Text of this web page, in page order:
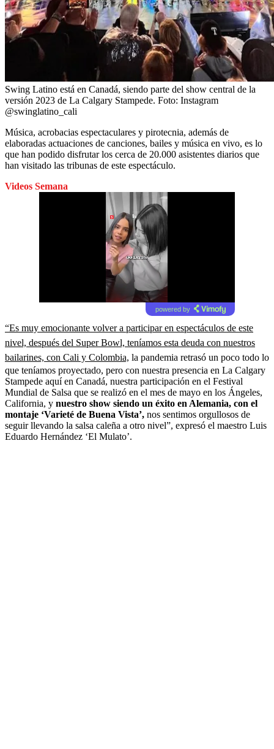
Swing Latino está en Canadá, siendo parte del show central de la
versión 2023 de La Calgary Stampede. Foto: Instagram
@swinglatino_cali
Música, acrobacias espectaculares y pirotecnia, además de
elaboradas actuaciones de canciones, bailes y música en vivo, es lo
que han podido disfrutar los cerca de 20.000 asistentes diarios que
han visitado las tribunas de este espectáculo.
Videos Semana
powered by
“Es muy emocionante volver a participar en espectáculos de este
nivel, después del Super Bowl, teníamos esta deuda con nuestros
bailarines, con Cali y Colombia, la pandemia retrasó un poco todo lo
que teníamos proyectado, pero con nuestra presencia en La Calgary
Stampede aquí en Canadá, nuestra participación en el Festival
Mundial de Salsa que se realizó en el mes de mayo en los Ángeles,
California, y nuestro show siendo un éxito en Alemania, con el
montaje ‘Varieté de Buena Vista’, nos sentimos orgullosos de
seguir llevando la salsa caleña a otro nivel”, expresó el maestro Luis
Eduardo Hernández ‘El Mulato’.